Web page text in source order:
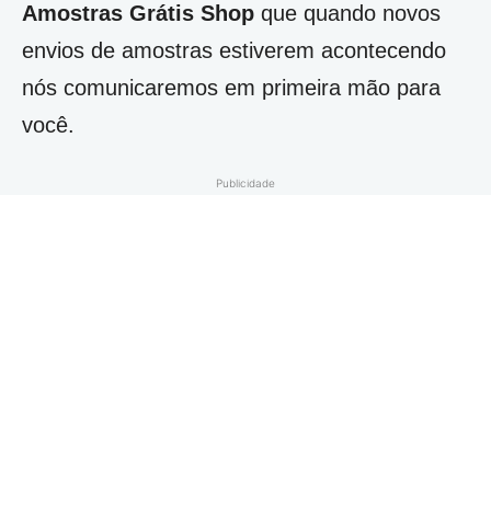
Amostras Grátis Shop que quando novos
envios de amostras estiverem acontecendo
nós comunicaremos em primeira mão para
você.
Publicidade